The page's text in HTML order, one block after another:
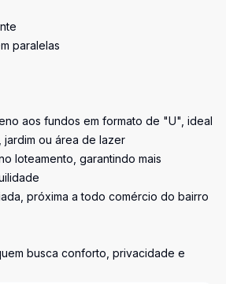
paralelas
aos fundos em formato de "U", ideal
ou área de lazer
loteamento, garantindo mais
próxima a todo comércio do bairro
busca conforto, privacidade e